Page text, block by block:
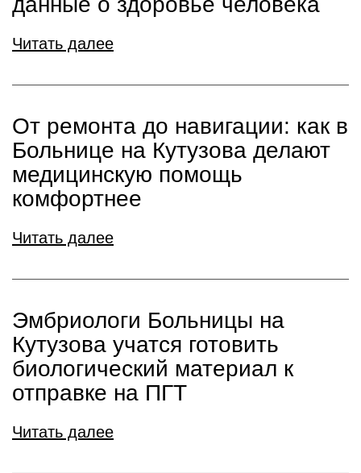
Читать далее
От ремонта до навигации: как в
Больнице на Кутузова делают
медицинскую помощь
комфортнее
Читать далее
Эмбриологи Больницы на
Кутузова учатся готовить
биологический материал к
отправке на ПГТ
Читать далее